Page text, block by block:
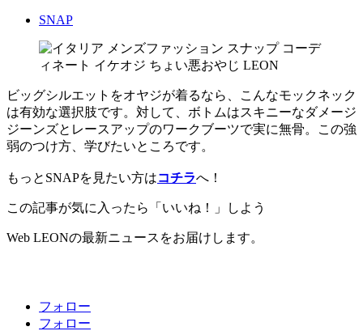
SNAP
ビッグシルエットをオヤジが着るなら、こんなモックネック
は有効な選択肢です。対して、ボトムはスキニーなダメージ
ジーンズとレースアップのワークブーツで実に無骨。この強
弱のつけ方、学びたいところです。
もっとSNAPを見たい方はコチラへ！
この記事が気に入ったら「いいね！」しよう
Web LEONの最新ニュースをお届けします。
フォロー
フォロー